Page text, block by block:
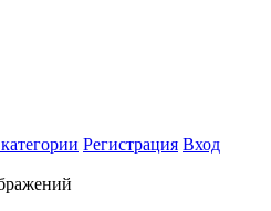
Регистрация Вход